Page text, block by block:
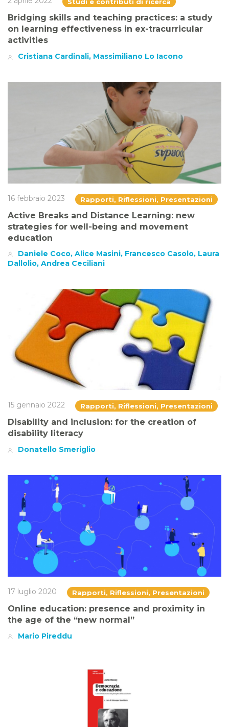
Studi e contributi di ricerca
Bridging skills and teaching practices: a study
on learning effectiveness in ex-tracurricular
activities
Cristiana Cardinali, Massimiliano Lo Iacono
16 febbraio 2023 Rapporti, Riflessioni, Presentazioni
Active Breaks and Distance Learning: new
strategies for well-being and movement
education
Daniele Coco, Alice Masini, Francesco Casolo, Laura
Dallolio, Andrea Ceciliani
15 gennaio 2022 Rapporti, Riflessioni, Presentazioni
Disability and inclusion: for the creation of
disability literacy
Donatello Smeriglio
17 luglio 2020 Rapporti, Riflessioni, Presentazioni
Online education: presence and proximity in
the age of the “new normal”
Mario Pireddu